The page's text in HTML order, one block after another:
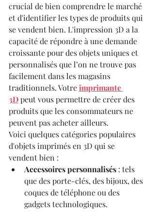
crucial de bien comprendre le marché
et d'identifier les types de produits qui
se vendent bien. L'impression 3D a la
capacité de répondre à une demande
croissante pour des objets uniques et
personnalisés que l’on ne trouve pas
facilement dans les magasins
traditionnels. Votre imprimante
3D peut vous permettre de créer des
produits que les consommateurs ne
peuvent pas acheter ailleurs.
Voici quelques catégories populaires
d'objets imprimés en 3D qui se
vendent bien :
Accessoires personnalisés : tels
que des porte-clés, des bijoux, des
coques de téléphone ou des
gadgets technologiques.